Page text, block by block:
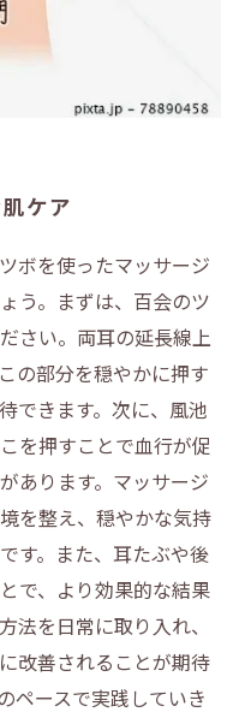
ケア
ボを使ったマッサージ
う。まずは、百会のツ
さい。両耳の延長線上
の部分を穏やかに押す
できます。次に、風池
を押すことで血行が促
あります。マッサージ
を整え、穏やかな気持
す。また、耳たぶや後
で、より効果的な結果
法を日常に取り入れ、
改善されることが期待
ペースで実践していき